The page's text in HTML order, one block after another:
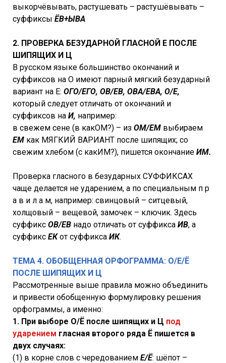
выкорчёвывать, растушевать – растушёвывать –
суффиксы ЁВ+ЫВА
2. ПРОВЕРКА БЕЗУДАРНОЙ ГЛАСНОЙ Е ПОСЛЕ
ШИПЯЩИХ И Ц
В русском языке большинство окончаний и
суффиксов на О имеют парный мягкий безударный
вариант на Е: ОГО/ЕГО, ОВ/ЕВ, ОВА/ЕВА, О/Е,
который следует отличать от окончаний и
суффиксов на И, например:
в свежем сене (в какОМ?) – из ОМ/ЕМ выбираем
ЕМ как МЯГКИЙ ВАРИАНТ после шипящих; со
свежим хлебом (с какИМ?), пишется окончание ИМ.
Проверка гласного в безударных СУФФИКСАХ
чаще делается не ударением, а по специальным п р
а в и л а м, например: свинцовый – ситцевый,
холщовый – вещевой, замочек – ключик. Здесь
суффикс ОВ/ЕВ надо отличать от суффикса ИВ, а
суффикс ЕКот суффикса ИК.
ТЕМА 4. ОБОБЩЕННАЯ ОРФОГРАММА: О/Е/Ё
ПОСЛЕ ШИПЯЩИХ И Ц
Рассмотренные выше правила можно объединить
и привести обобщенную формулировку решения
орфограммы, а именно:
1. При выборе О/Ё после шипящих и Ц под
ударением гласная второго ряда Ё пишется в
двух случаях:
(1) в корне слов с чередованием Е/Ё: шёпот –